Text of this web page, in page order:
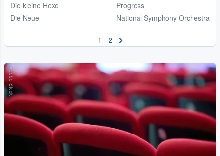
Die kleine Hexe
Die Neue
Progress
National Symphony Orchestra
1 2
Adobe Stock